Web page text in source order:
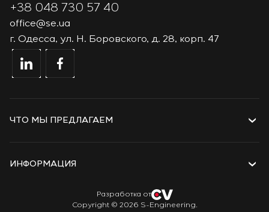
+38 048 730 57 40
office@se.ua
г. Одесса, ул. Н. Боровского, д. 28, корп. 47
ЧТО МЫ ПРЕДЛАГАЕМ
Решения
ИНФОРМАЦИЯ
Copyright © 2026 S-Engineering.
Разработка от